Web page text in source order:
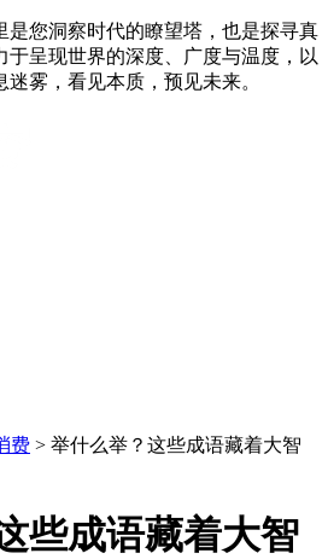
是您洞察时代的瞭望塔，也是探寻真
于呈现世界的深度、广度与温度，以
雾，看见本质，预见未来。
费 > 举什么举？这些成语藏着大智
些成语藏着大智